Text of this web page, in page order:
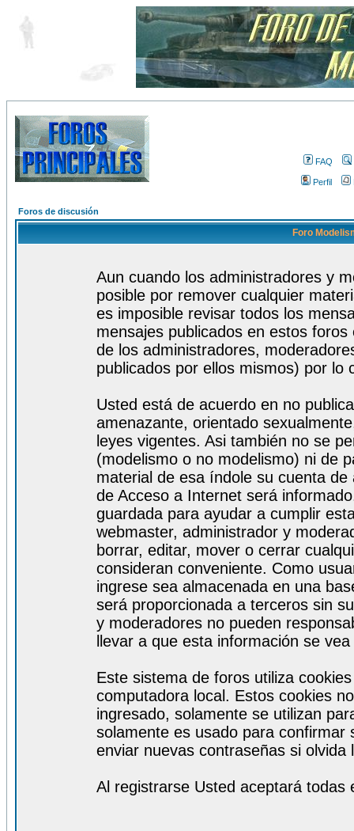
FAQ
Perfil
Foros de discusión
Foro
Aun cuando los administradores y
posible por remover cualquier
es imposible revisar todos los
mensajes publicados en estos
de los administradores,
publicados por ellos mismos) por lo
Usted está de acuerdo en no
amenazante, orientado
leyes vigentes. Asi también no se
(modelismo o no modelismo) ni de
material de esa índole su cuenta
de Acceso a Internet será
guardada para ayudar a cumplir
webmaster, administrador y
borrar, editar, mover o cerrar
consideran conveniente. Como
ingrese sea almacenada en una
será proporcionada a terceros sin
y moderadores no pueden
llevar a que esta información se
Este sistema de foros utiliza
computadora local. Estos cookies
ingresado, solamente se utilizan
solamente es usado para
enviar nuevas contraseñas si olvida
Al registrarse Usted aceptará todas